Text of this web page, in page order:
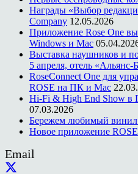
Награды «Выбор
Company 12.05.2026
Приложение Rose One
Windows и Mac
Выставка наушников и
5 апреля, отель «Альянс-
RoseConnect One для
ROSE на ПК и Mac
Hi-Fi & High End Show в
07.03.2026
Бережем любимый
Новое приложение
Email